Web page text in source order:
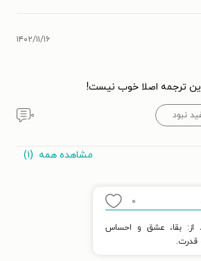
۱۴۰۲/۱۱/۱۶
ترجمه اصلا خوب نیست!
نبود ۰
مشاهده همه (۱)
۰
از: بقا، عشق و احساس
قدرت.